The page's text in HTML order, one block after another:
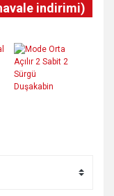
indirimi)